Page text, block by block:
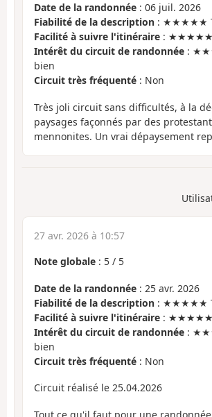
Date de la randonnée : 06 juil. 2026
Fiabilité de la description : ★★★★★
Facilité à suivre l'itinéraire : ★★★★★
Intérêt du circuit de randonnée :
bien
Circuit très fréquenté : Non
Très joli circuit sans difficultés, à la
paysages façonnés par des
mennonites. Un vrai dépaysement
27 avr. 2026 à 10:57
Note globale : 5 / 5
Date de la randonnée : 25 avr. 2026
Fiabilité de la description : ★★★★★
Facilité à suivre l'itinéraire : ★★★★★
Intérêt du circuit de randonnée :
bien
Circuit très fréquenté : Non
Circuit réalisé le 25.04.2026